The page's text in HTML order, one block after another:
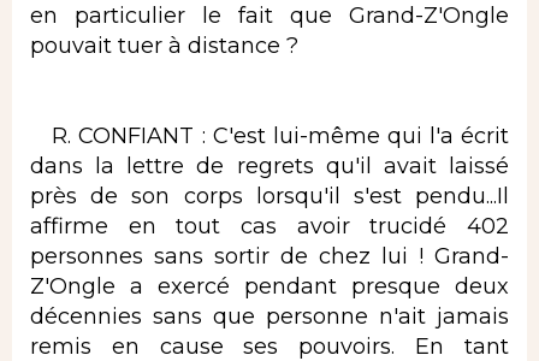
en particulier le fait que Grand-Z'Ongle
pouvait tuer à distance ?
R. CONFIANT : C'est lui-même qui l'a écrit
dans la lettre de regrets qu'il avait laissé
près de son corps lorsqu'il s'est pendu...Il
affirme en tout cas avoir trucidé 402
personnes sans sortir de chez lui ! Grand-
Z'Ongle a exercé pendant presque deux
décennies sans que personne n'ait jamais
remis en cause ses pouvoirs. En tant